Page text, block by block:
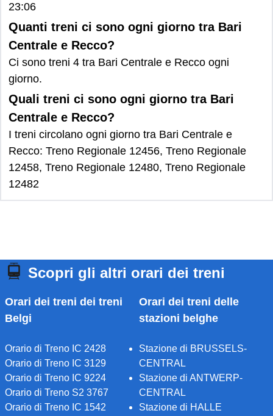
23:06
Quanti treni ci sono ogni giorno tra Bari
Centrale e Recco?
Ci sono treni 4 tra Bari Centrale e Recco ogni
giorno.
Quali treni ci sono ogni giorno tra Bari
Centrale e Recco?
I treni circolano ogni giorno tra Bari Centrale e
Recco: Treno Regionale 12456, Treno Regionale
12458, Treno Regionale 12480, Treno Regionale
12482
Scopri gli altri orari dei treni
Orari dei treni dei treni
Belgi
Orario di Treno IC 2428
Orario di Treno IC 3129
Orario di Treno IC 9224
Orario di Treno S2 3767
Orario di Treno IC 1542
Orari dei treni delle
stazioni belghe
Stazione di BRUSSELS-
CENTRAL
Stazione di ANTWERP-
CENTRAL
Stazione di HALLE